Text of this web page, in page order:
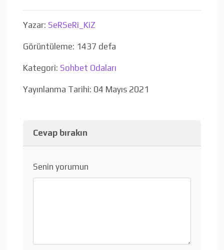
Yazar: SeRSeRi_KiZ
Görüntüleme: 1437 defa
Kategori: Sohbet Odaları
Yayınlanma Tarihi: 04 Mayıs 2021
Cevap bırakın
Senin yorumun